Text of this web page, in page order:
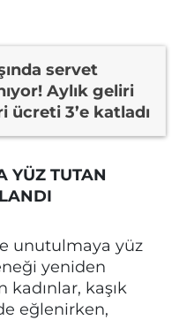
servet
Aylık geliri
ücreti 3’e katladı
YÜZ TUTAN
unutulmaya yüz
yeniden
kadınlar, kaşık
eğlenirken,